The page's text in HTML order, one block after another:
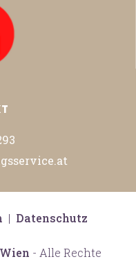
- Alle Rechte
| Datenschutz